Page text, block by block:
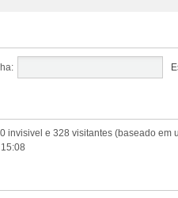
e 328 visitantes (baseado em